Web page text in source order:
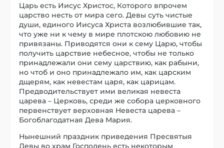
Царь есть Иисус Христос, Которого впрочем
царство несть от мира сего. Девы суть чистые
души, единого Иисуса Христа возлюбившие так,
что уже ни к чему в мире плотскою любовию не
привязаны. Приводятся они к сему Царю, чтобы
получить царствие небесное, чтобы не только
принадлежали они сему царствию, как рабыни,
но чтоб и оно принадлежало им, как царским
дщерям, как невестам царя, как царицам.
Предводительствует ими великая невеста
царева – Церковь, среди же собора церковного
первенствует верховная Невеста царева –
Богоблагодатная Дева Мария.
Нынешний праздник приведения Пресвятыя
Девы во храм Господень есть некоторым